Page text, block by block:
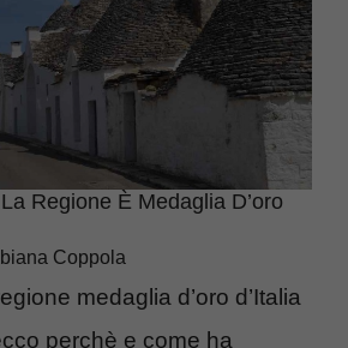
Regione È Medaglia D’oro
Coppola
medaglia d’oro d’Italia
perchè e come ha